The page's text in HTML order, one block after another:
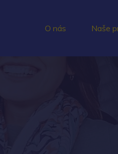
O nás Naše